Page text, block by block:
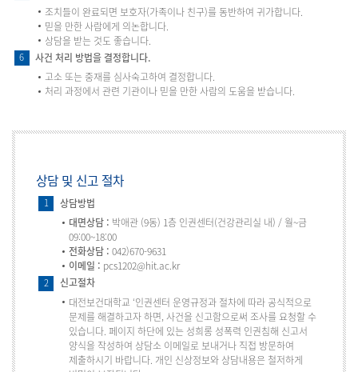
조치들이 완료되면 보호자(가족이나 친구)를 동반하여 귀가합니다.
믿을 만한 사람에게 의논합니다.
상담을 받는 것도 좋습니다.
6
사건 처리 방법을 결정합니다.
고소 또는 중재를 심사숙고하여 결정합니다.
처리 과정에서 관련 기관이나 믿을 만한 사람의 도움을 받습니다.
상담 및 신고 절차
1
상담방법
대면상담 : 박애관 (9동) 1층 인권센터(건강관리실 내) / 월~금
09:00~18:00
전화상담 : 042)670-9631
이메일 : pcs1202@hit.ac.kr
2
신고절차
대전보건대학교 ‘인권센터 운영규정과 절차에 따라 공식적으로
문제를 해결하고자 하면, 사건을 신고함으로써 조사를 요청할 수
있습니다. 페이지 하단에 있는 성희롱 성폭력 인권침해 신고서
양식을 작성하여 상담소 이메일로 보내거나 직접 방문하여
제출하시기 바랍니다. 개인 신상정보와 상담내용은 철저하게